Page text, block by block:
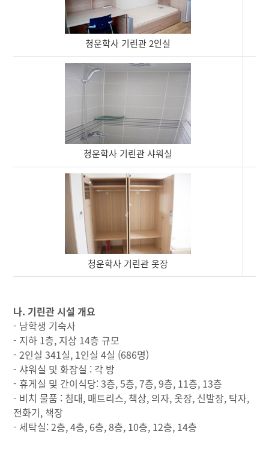
린
관
내
부
시
설
사
진
청운학사 기린관 2인실
청운학사 기린관 샤워실
청운학사 기린관 옷장
나. 기린관 시설 개요
- 남학생 기숙사
- 지하 1층, 지상 14층 규모
- 2인실 341실, 1인실 4실 (686명)
- 샤워실 및 화장실 : 각 방
- 휴게실 및 간이식당: 3층, 5층, 7층, 9층, 11층, 13층
- 비치 물품 : 침대, 매트리스, 책상, 의자, 옷장, 신발장, 탁자,
전화기, 책장
- 세탁실: 2층, 4층, 6층, 8층, 10층, 12층, 14층